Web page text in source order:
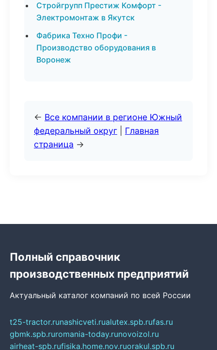
Стройгрупп Престиж Комфорт -
Электромонтаж в Якутск
Фабрика Техно Профи -
Производство оборудования в
Воронеж
← Все компании в регионе Южный
федеральный округ
Главная
страница →
Полный справочник
производственных предприятий
Актуальный каталог компаний по всей России
t25-tractor.runashicveti.rualutex.spb.rufas.ru
gbmk.spb.ruromania-today.runovoizol.ru
airheat-spb.rufisika.home.nov.ruorakul.spb.ru